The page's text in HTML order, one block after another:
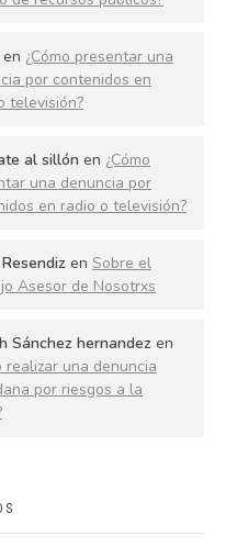
en ¿Cómo presentar una
por contenidos en
televisión?
al sillón en ¿Cómo
una denuncia por
en radio o televisión?
en Sobre el
Asesor de Nosotrxs
Sánchez hernandez en
realizar una denuncia
por riesgos a la